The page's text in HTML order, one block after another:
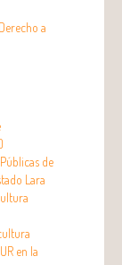
a
de
Lara
en la